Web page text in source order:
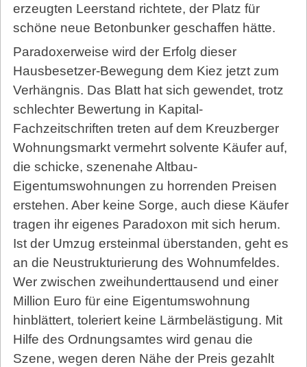
erzeugten Leerstand richtete, der Platz für
schöne neue Betonbunker geschaffen hätte.
Paradoxerweise wird der Erfolg dieser
Hausbesetzer-Bewegung dem Kiez jetzt zum
Verhängnis. Das Blatt hat sich gewendet, trotz
schlechter Bewertung in Kapital-
Fachzeitschriften treten auf dem Kreuzberger
Wohnungsmarkt vermehrt solvente Käufer auf,
die schicke, szenenahe Altbau-
Eigentumswohnungen zu horrenden Preisen
erstehen. Aber keine Sorge, auch diese Käufer
tragen ihr eigenes Paradoxon mit sich herum.
Ist der Umzug ersteinmal überstanden, geht es
an die Neustrukturierung des Wohnumfeldes.
Wer zwischen zweihunderttausend und einer
Million Euro für eine Eigentumswohnung
hinblättert, toleriert keine Lärmbelästigung. Mit
Hilfe des Ordnungsamtes wird genau die
Szene, wegen deren Nähe der Preis gezahlt